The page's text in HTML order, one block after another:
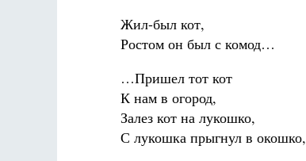
Жил-был кот,
Ростом он был с комод…
…Пришел тот кот
К нам в огород,
Залез кот на лукошко,
С лукошка прыгнул в окошко,